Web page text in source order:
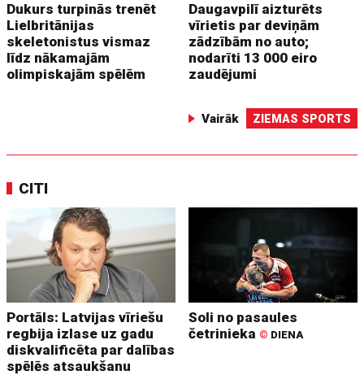
Dukurs turpinās trenēt
Lielbritānijas
skeletonistus vismaz
līdz nākamajām
olimpiskajām spēlēm
Daugavpilī aizturēts
vīrietis par deviņām
zādzībām no auto;
nodarīti 13 000 eiro
zaudējumi
Vairāk ZIEMAS SPORTS
CITI
Portāls: Latvijas vīriešu
regbija izlase uz gadu
diskvalificēta par dalības
spēlēs atsaukšanu
Soli no pasaules
četrinieka © DIENA